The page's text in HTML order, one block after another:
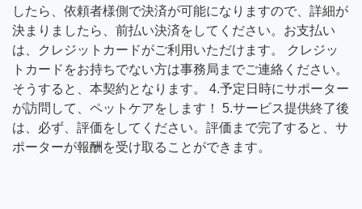
したら、依頼者様側で決済が可能になりますので、詳細が
決まりましたら、前払い決済をしてください。お支払い
は、クレジットカードがご利用いただけます。 クレジッ
トカードをお持ちでない方は事務局までご連絡ください。
そうすると、本契約となります。 4.予定日時にサポーター
が訪問して、ペットケアをします！ 5.サービス提供終了後
は、必ず、評価をしてください。評価まで完了すると、サ
ポーターが報酬を受け取ることができます。